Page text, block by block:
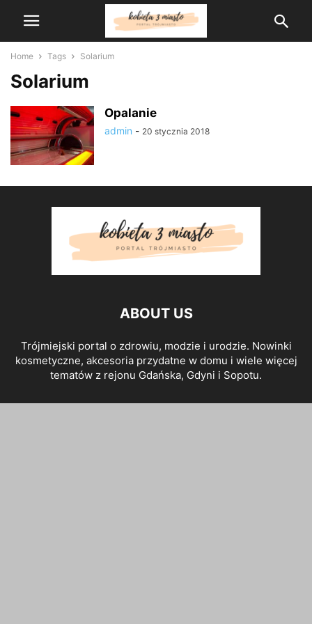
Home Tags Solarium
Solarium
Opalanie
admin - 20 stycznia 2018
ABOUT US
Trójmiejski portal o zdrowiu, modzie i urodzie. Nowinki
kosmetyczne, akcesoria przydatne w domu i wiele więcej
tematów z rejonu Gdańska, Gdyni i Sopotu.